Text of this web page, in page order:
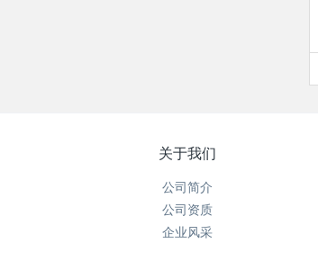
关于我们
公司简介
公司资质
企业风采